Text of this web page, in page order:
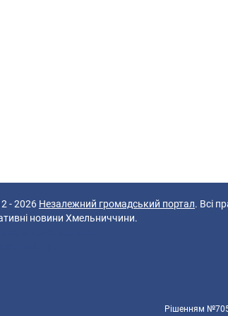
- 2026 Незалежний громадський портал. Всі
новини Хмельниччини.
Рішенням №705